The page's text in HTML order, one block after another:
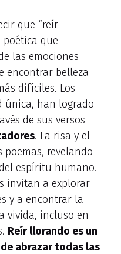
que “reír
poética que
las emociones
encontrar belleza
difíciles. Los
única, han logrado
de sus versos
. La risa y el
revelando
espíritu humano.
invitan a explorar
y a encontrar la
vivida, incluso en
Reír llorando es un
abrazar todas las